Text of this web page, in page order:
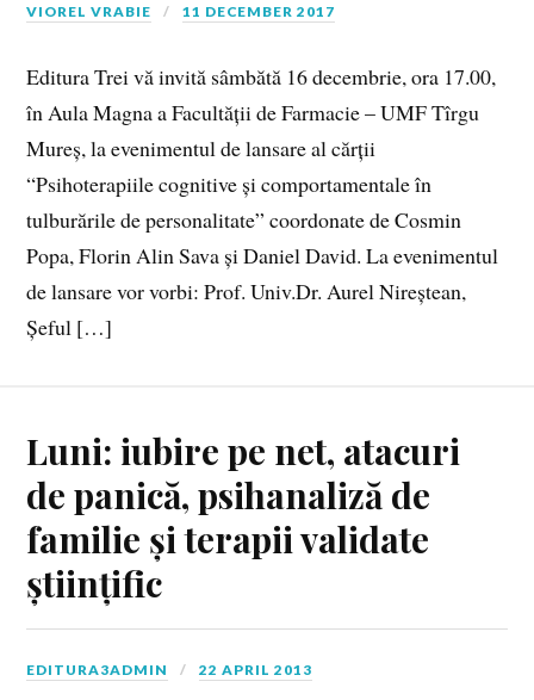
VIOREL VRABIE 11 DECEMBER 2017
Editura Trei vă invită sâmbătă 16 decembrie, ora 17.00,
în Aula Magna a Facultății de Farmacie – UMF Tîrgu
Mureș, la evenimentul de lansare al cărții
“Psihoterapiile cognitive și comportamentale în
tulburările de personalitate” coordonate de Cosmin
Popa, Florin Alin Sava și Daniel David. La evenimentul
de lansare vor vorbi: Prof. Univ.Dr. Aurel Nireștean,
Șeful […]
Luni: iubire pe net, atacuri
de panică, psihanaliză de
familie și terapii validate
științific
EDITURA3ADMIN 22 APRIL 2013